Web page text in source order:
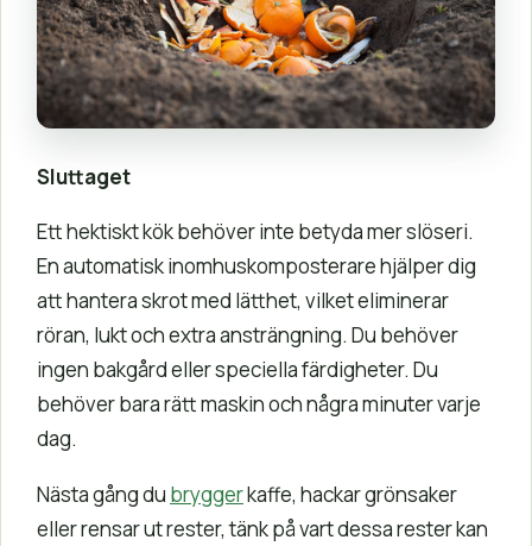
Sluttaget
Ett hektiskt kök behöver inte betyda mer slöseri.
En automatisk inomhuskomposterare hjälper dig
att hantera skrot med lätthet, vilket eliminerar
röran, lukt och extra ansträngning. Du behöver
ingen bakgård eller speciella färdigheter. Du
behöver bara rätt maskin och några minuter varje
dag.
Nästa gång du bryggerkaffe, hackar grönsaker
eller rensar ut rester, tänk på vart dessa rester kan